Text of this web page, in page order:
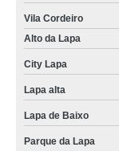
Vila Cordeiro
Alto da Lapa
City Lapa
Lapa alta
Lapa de Baixo
Parque da Lapa